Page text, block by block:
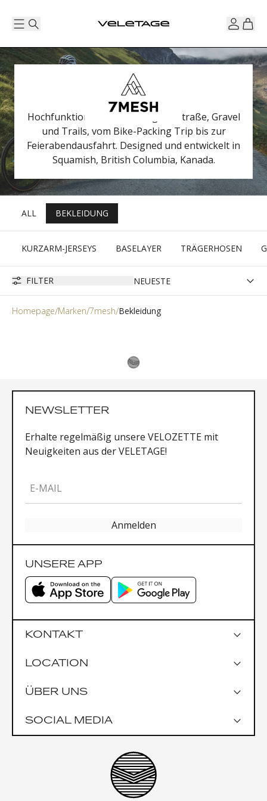
Hochfunktionelle Bekleidung für Straße, Gravel
und Trails, vom Bike-Packing Trip bis zur
Feierabendausfahrt. Designed und entwickelt in
Squamish, British Columbia, Kanada.
ALL BEKLEIDUNG
KURZARM-JERSEYS BASELAYER TRÄGERHOSEN
FILTER
Homepage Marken 7mesh Bekleidung
NEWSLETTER
Erhalte regelmäßig unsere VELOZETTE mit
Neuigkeiten aus der VELETAGE!
E-MAIL
Anmelden
UNSERE APP
KONTAKT
LOCATION
Google Maps
Garage Praterstrasse 1
ÜBER UNS
SOCIAL MEDIA